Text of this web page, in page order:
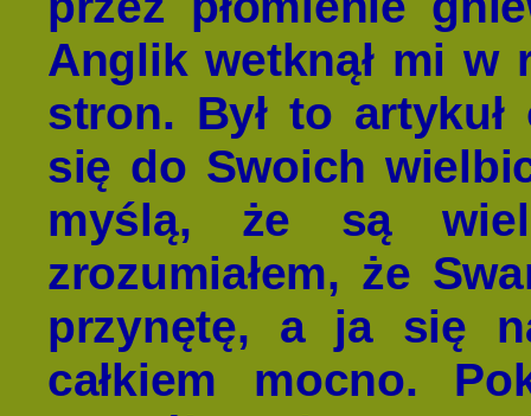
Anglik wetknął mi w
stron. Był to
się do Swoich
myślą, że są
zrozumiałem, że
przynętę, a ja się
całkiem mocno.